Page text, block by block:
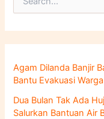
a
t
u
k
:
Agam Dilanda Banjir
Bantu Evakuasi Warga
Dua Bulan Tak Ada
Salurkan Bantuan Air